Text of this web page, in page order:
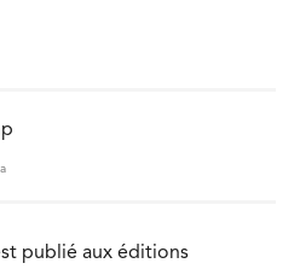
publié aux éditions